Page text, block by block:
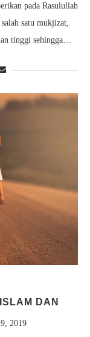
pada Rasulullah
satu mukjizat,
tinggi sehingga…
DAN
2019